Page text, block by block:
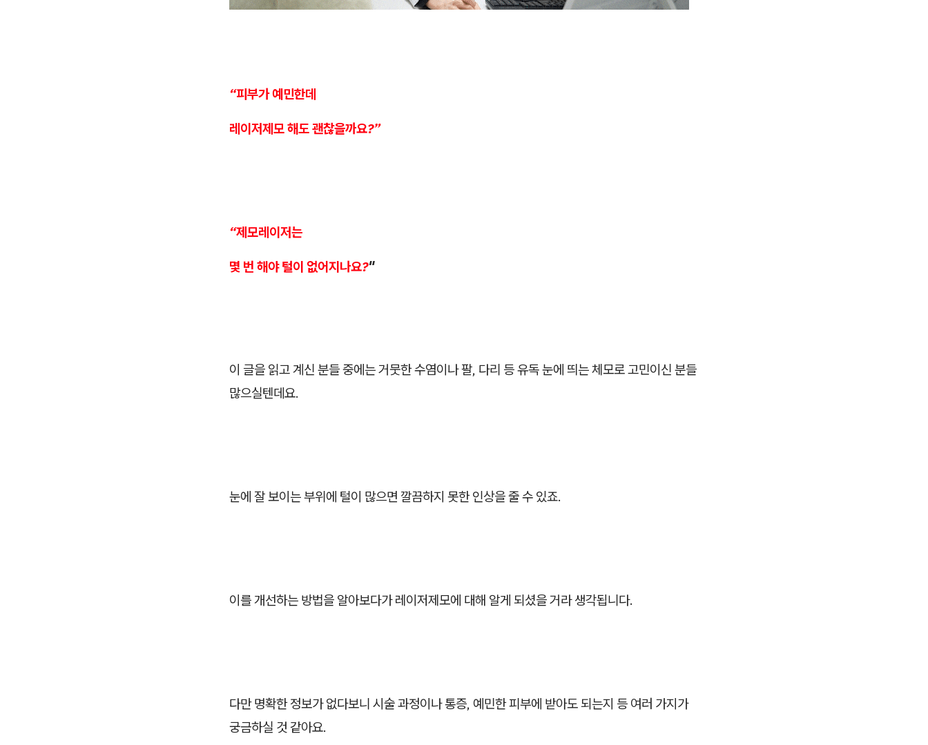
“피부가 예민한데
레이저제모 해도 괜찮을까요?”
“제모레이저는
몇 번 해야 털이 없어지나요?"
이 글을 읽고 계신 분들 중에는 거뭇한 수염이나 팔, 다리 등 유독 눈에 띄는 체모로 고민이신 분들
많으실텐데요.
눈에 잘 보이는 부위에 털이 많으면 깔끔하지 못한 인상을 줄 수 있죠.
이를 개선하는 방법을 알아보다가 레이저제모에 대해 알게 되셨을 거라 생각됩니다.
다만 명확한 정보가 없다보니 시술 과정이나 통증, 예민한 피부에 받아도 되는지 등 여러 가지가
궁금하실 것 같아요.